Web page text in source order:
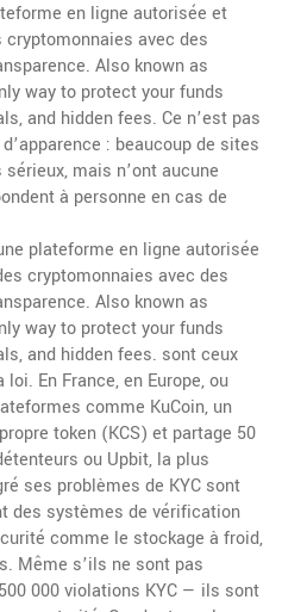
en ligne autorisée et
avec des
. Also known as
way to protect your funds
and hidden fees. Ce n’est pas
: beaucoup de sites
mais n’ont aucune
à personne en cas de
plateforme en ligne autorisée
cryptomonnaies avec des
. Also known as
way to protect your funds
and hidden fees. sont ceux
En France, en Europe, ou
comme KuCoin, un
token (KCS) et partage 50
ou Upbit, la plus
ses problèmes de KYC sont
des systèmes de vérification
comme le stockage à froid,
Même s’ils ne sont pas
000 violations KYC — ils sont